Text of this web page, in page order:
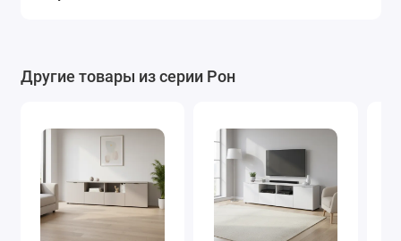
Другие товары из серии Рон